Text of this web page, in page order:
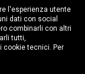
l'esperienza utente
dati con social
combinarli con altri
tutti,
cookie tecnici. Per